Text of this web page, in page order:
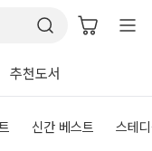
추천도서
신간 베스트 스테